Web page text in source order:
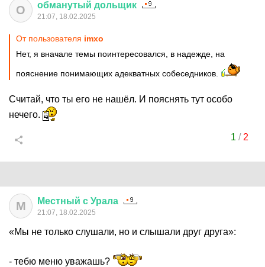
О обманутый дольщик
21:07, 18.02.2025
От пользователя imxo
Нет, я вначале темы поинтересовался, в надежде, на
пояснение понимающих адекватных собеседников.
Считай, что ты его не нашёл. И пояснять тут особо
нечего.
1 / 2
М Местный с Урала
21:07, 18.02.2025
«Мы не только слушали, но и слышали друг друга»:
- тебю меню уважашь?